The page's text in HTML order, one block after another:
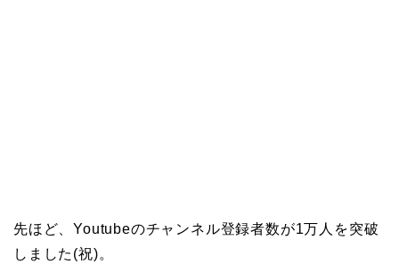
先ほど、Youtubeのチャンネル登録者数が1万人を突破
しました(祝)。